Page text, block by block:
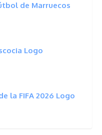
de Marruecos
Logo
la FIFA 2026 Logo